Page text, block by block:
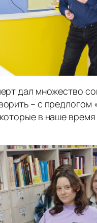
дал множество
– с
в наше